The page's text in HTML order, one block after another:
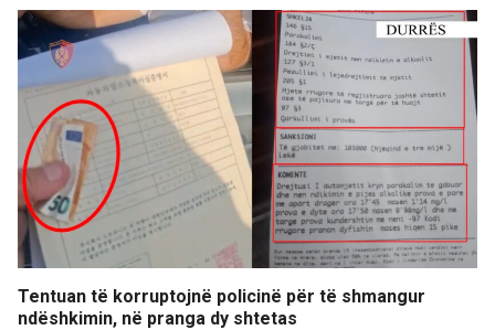
Tentuan të korruptojnë policinë për të shmangur
ndëshkimin, në pranga dy shtetas